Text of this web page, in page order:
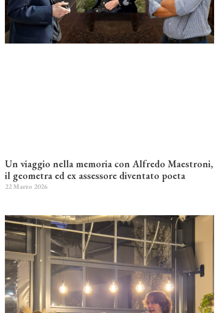
Un viaggio nella memoria con Alfredo Maestroni,
il geometra ed ex assessore diventato poeta
22 Marzo 2026